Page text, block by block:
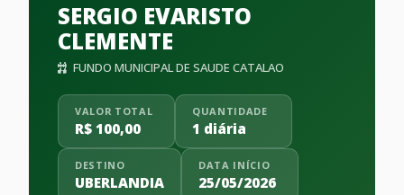
SERGIO EVARISTO
CLEMENTE
FUNDO MUNICIPAL DE SAUDE CATALAO
VALOR TOTAL
R$ 100,00
QUANTIDADE
1 diária
DESTINO
UBERLANDIA
DATA INÍCIO
25/05/2026